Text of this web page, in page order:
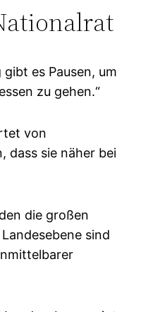
es Pausen, um
zu gehen.“
von
dass sie näher bei
die großen
sind